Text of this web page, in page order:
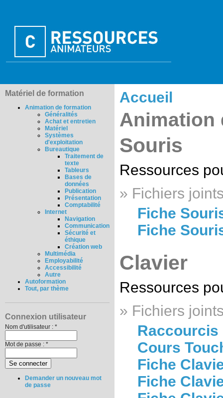
Matériel de formation
Animation de formation
Généralités
Achat et entretien
Matériel
Systèmes
d'exploitation
Bureautique
Traitement de
texte
Tableurs
Bases de
données
Publication
Présentation
Comptabilité
Internet
Navigation
Communication
Sécurité et
éthique
Création web
Multimédia
Employabilité
Accessibilité
Autre
Autoformation
Tout, par thème
Connexion utilisateur
Nom d'utilisateur : *
Mot de passe : *
Demander un nouveau mot
de passe
Accueil
Animation
Souris
Ressources
» Fichiers
Fiche
Fiche
Clavier
Ressources
» Fichiers
Raccourcis
Cours
Fiche
Fiche